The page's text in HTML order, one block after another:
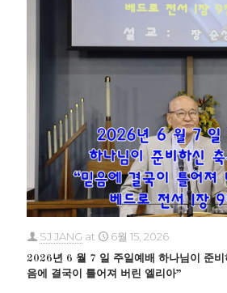
SJ JANG at 6월 15, 2026
2026년 6 월 7 일 주일예배 하나님이 준비
음에 결국이 틀어져 버린 엘리아”